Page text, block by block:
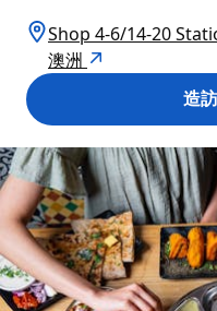
Shop 4-6/14-20
澳洲
造